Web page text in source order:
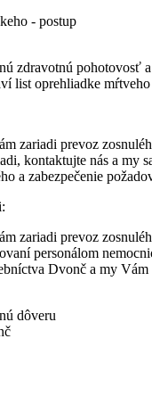
- postup
zdravotnú pohotovosť
list oprehliadke mŕtveho
zariadi prevoz
kontaktujte nás a my
a zabezpečenie
zariadi prevoz
personálom
Dvonč a my Vám
dôveru